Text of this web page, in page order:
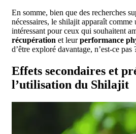
En somme, bien que des recherches
nécessaires, le shilajit apparaît comme
intéressant pour ceux qui souhaitent
récupération et leurperformance
d’être exploré davantage, n’est-ce pas
Effets secondaires et
l’utilisation du Shilajit